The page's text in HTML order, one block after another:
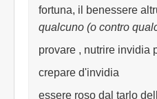
fortuna, il benessere
qualcuno (o contro
provare , nutrire invidia
crepare d'invidia
essere roso dal tarlo